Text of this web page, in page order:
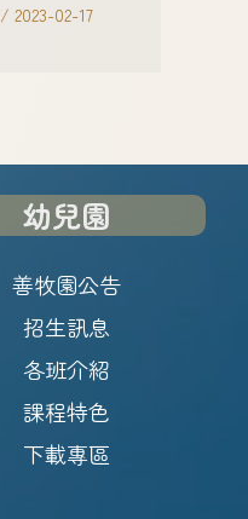
/2023-02-17
幼兒園
善牧園公告
招生訊息
各班介紹
課程特色
下載專區